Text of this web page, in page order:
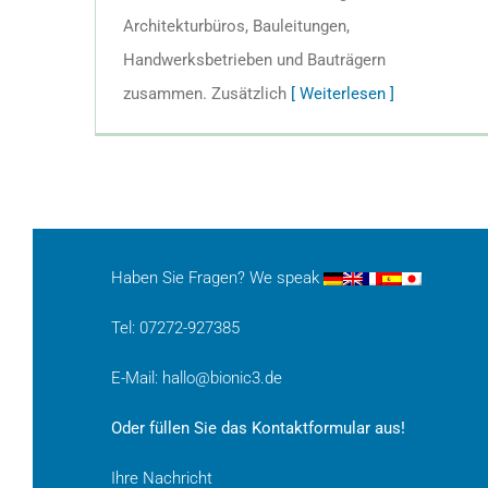
Architekturbüros, Bauleitungen,
Handwerksbetrieben und Bauträgern
zusammen. Zusätzlich
[ Weiterlesen ]
Haben Sie Fragen? We speak
Tel: 07272-927385
E-Mail: hallo@bionic3.de
Oder füllen Sie das Kontaktformular aus!
Ihre Nachricht